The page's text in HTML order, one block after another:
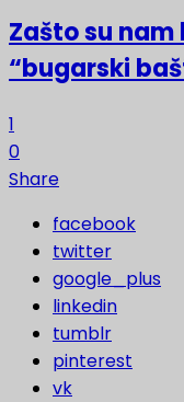
Zašto su
“bugarski
1
0
Share
facebook
twitter
google_plus
linkedin
tumblr
pinterest
vk